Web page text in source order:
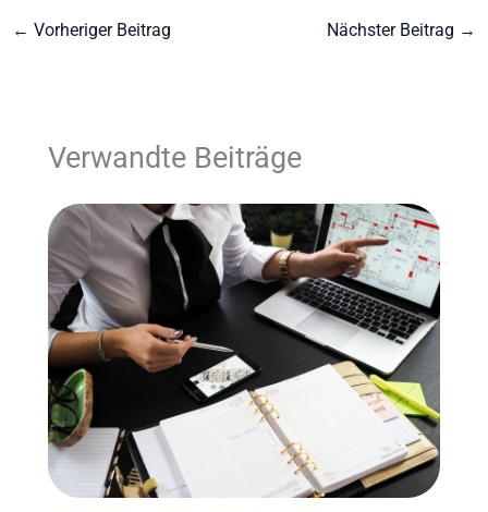
← Vorheriger Beitrag Nächster Beitrag →
Verwandte Beiträge